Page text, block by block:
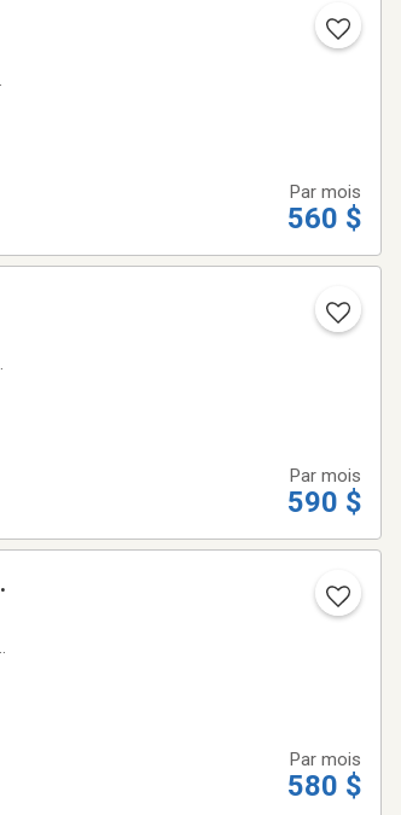
Par mois
560 $
Par mois
590 $
Par mois
580 $